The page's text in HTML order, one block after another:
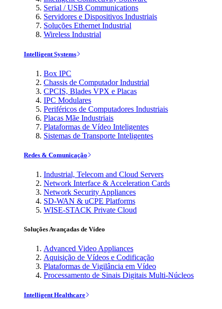
Serial / USB Communications
Servidores e Dispositivos Industriais
Soluções Ethernet Industrial
Wireless Industrial
Intelligent Systems
Box IPC
Chassis de Computador Industrial
CPCIS, Blades VPX e Placas
IPC Modulares
Periféricos de Computadores Industriais
Placas Mãe Industriais
Plataformas de Vídeo Inteligentes
Sistemas de Transporte Inteligentes
Redes & Comunicação
Industrial, Telecom and Cloud Servers
Network Interface & Acceleration Cards
Network Security Appliances
SD-WAN & uCPE Platforms
WISE-STACK Private Cloud
Soluções Avançadas de Vídeo
Advanced Video Appliances
Aquisição de Vídeos e Codificação
Plataformas de Vigilância em Vídeo
Processamento de Sinais Digitais Multi-Núcleos
Intelligent Healthcare